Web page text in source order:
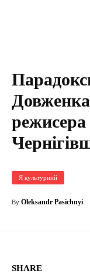
режисера
Я культурний
By Oleksandr Pasichnyi
SHARE